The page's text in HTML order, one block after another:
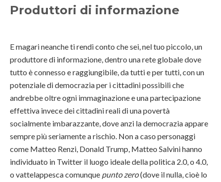
Produttori di informazione
E magari neanche ti rendi conto che sei, nel tuo piccolo, un
produttore di informazione, dentro una rete globale dove
tutto è connesso e raggiungibile, da tutti e per tutti, con un
potenziale di democrazia per i cittadini possibili che
andrebbe oltre ogni immaginazione e una partecipazione
effettiva invece dei cittadini reali di una povertà
socialmente imbarazzante, dove anzi la democrazia appare
sempre più seriamente a rischio. Non a caso personaggi
come Matteo Renzi, Donald Trump, Matteo Salvini hanno
individuato in Twitter il luogo ideale della politica 2.0, o 4.0,
o vattelappesca comunque punto zero(dove il nulla, cioè lo